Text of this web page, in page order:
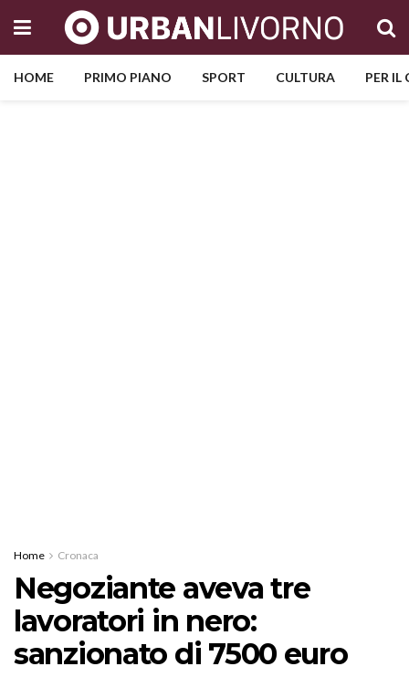
HOME PRIMO PIANO SPORT CULTURA PER
Home Cronaca
Negoziante aveva tre
lavoratori in nero:
sanzionato di 7500 euro